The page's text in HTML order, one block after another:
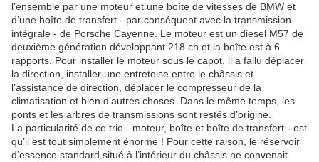
l’ensemble par une moteur et une boîte de vitesses de BMW et
d’une boîte de transfert - par conséquent avec la transmission
intégrale - de Porsche Cayenne. Le moteur est un diesel M57 de
deuxième génération développant 218 ch et la boîte est à 6
rapports. Pour installer le moteur sous le capot, il a fallu déplacer
la direction, installer une entretoise entre le châssis et
l’assistance de direction, déplacer le compresseur de la
climatisation et bien d’autres choses. Dans le même temps, les
ponts et les arbres de transmissions sont restés d’origine.
La particularité de ce trio - moteur, boîte et boîte de transfert - est
qu’il est tout simplement énorme ! Pour cette raison, le réservoir
d’essence standard situé à l’intérieur du châssis ne convenait